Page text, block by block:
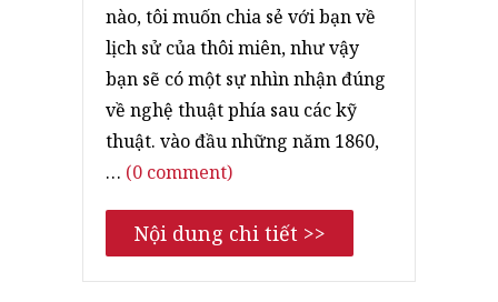
nào, tôi muốn chia sẻ với bạn về
lịch sử của thôi miên, như vậy
bạn sẽ có một sự nhìn nhận đúng
về nghệ thuật phía sau các kỹ
thuật. vào đầu những năm 1860,
… (0 comment)
Nội dung chi tiết >>